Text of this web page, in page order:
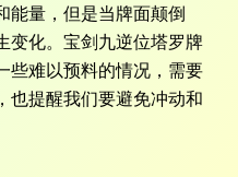
能量，但是当牌面颠倒
变化。宝剑九逆位塔罗牌
些难以预料的情况，需要
也提醒我们要避免冲动和